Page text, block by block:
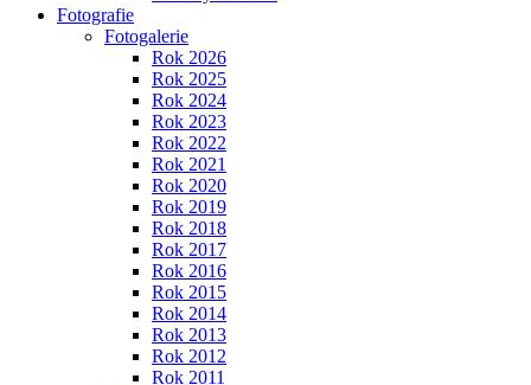
Fotografie
Fotogalerie
Rok 2026
Rok 2025
Rok 2024
Rok 2023
Rok 2022
Rok 2021
Rok 2020
Rok 2019
Rok 2018
Rok 2017
Rok 2016
Rok 2015
Rok 2014
Rok 2013
Rok 2012
Rok 2011